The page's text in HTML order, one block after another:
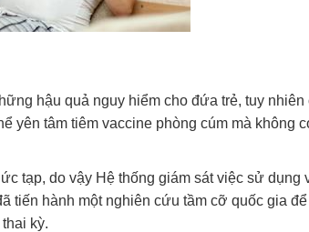
hậu quả nguy hiểm cho đứa trẻ, tuy nhiên
yên tâm tiêm vaccine phòng cúm mà không
tạp, do vậy Hệ thống giám sát việc sử dụng
tiến hành một nghiên cứu tầm cỡ quốc gia
kỳ.